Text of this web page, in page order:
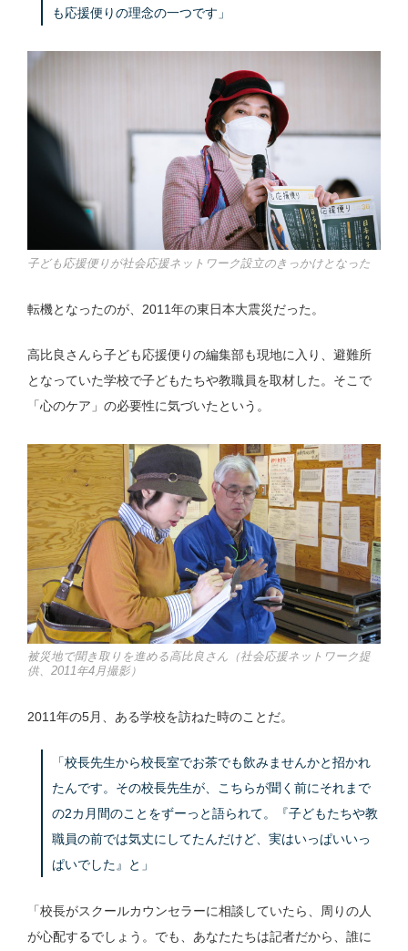
も応援便りの理念の一つです」
子ども応援便りが社会応援ネットワーク設立のきっかけとなった
転機となったのが、2011年の東日本大震災だった。
高比良さんら子ども応援便りの編集部も現地に入り、避難所
となっていた学校で子どもたちや教職員を取材した。そこで
「心のケア」の必要性に気づいたという。
被災地で聞き取りを進める高比良さん（社会応援ネットワーク提
供、2011年4月撮影）
2011年の5月、ある学校を訪ねた時のことだ。
「校長先生から校長室でお茶でも飲みませんかと招かれ
たんです。その校長先生が、こちらが聞く前にそれまで
の2カ月間のことをずーっと語られて。『子どもたちや教
職員の前では気丈にしてたんだけど、実はいっぱいいっ
ぱいでした』と」
「校長がスクールカウンセラーに相談していたら、周りの人
が心配するでしょう。でも、あなたたちは記者だから、誰に